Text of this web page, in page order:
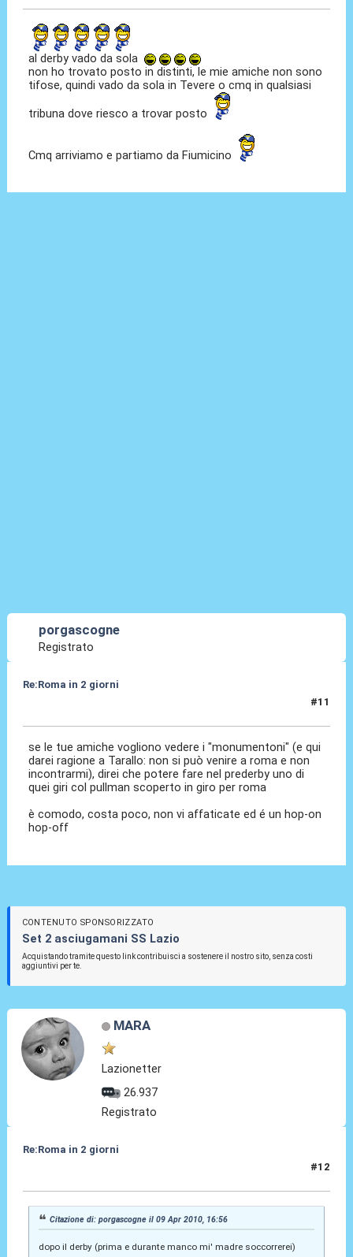
al derby vado da sola
non ho trovato posto in distinti, le mie amiche non sono
tifose, quindi vado da sola in Tevere o cmq in qualsiasi
tribuna dove riesco a trovar posto
Cmq arriviamo e partiamo da Fiumicino
porgascogne
Registrato
Re:Roma in 2 giorni
#11
se le tue amiche vogliono vedere i "monumentoni" (e qui
darei ragione a Tarallo: non si può venire a roma e non
incontrarmi), direi che potere fare nel prederby uno di
quei giri col pullman scoperto in giro per roma
è comodo, costa poco, non vi affaticate ed é un hop-on
hop-off
CONTENUTO SPONSORIZZATO
Set 2 asciugamani SS Lazio
Acquistando tramite questo link contribuisci a sostenere il nostro sito, senza costi
aggiuntivi per te.
MARA
Lazionetter
26.937
Registrato
Re:Roma in 2 giorni
#12
Citazione di: porgascogne il 09 Apr 2010, 16:56
dopo il derby (prima e durante manco mi' madre soccorrerei)